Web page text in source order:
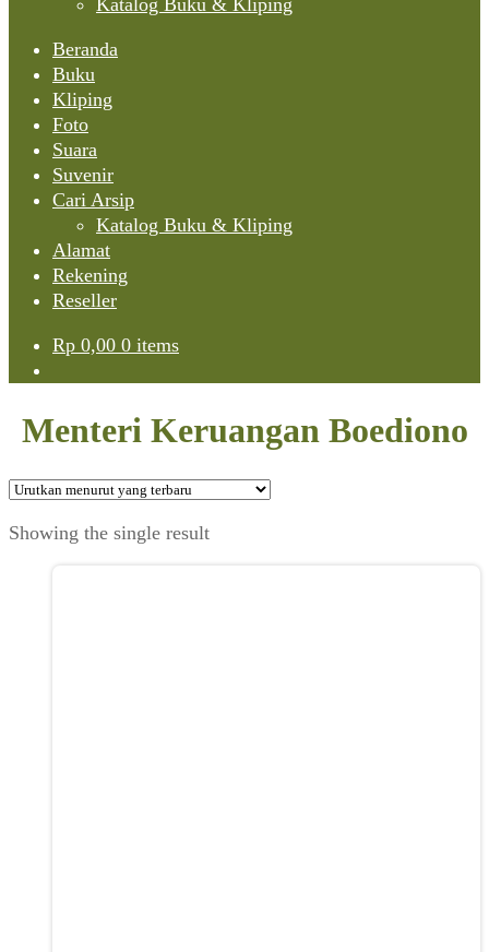
Katalog Buku & Kliping
Beranda
Buku
Kliping
Foto
Suara
Suvenir
Cari Arsip
Katalog Buku & Kliping
Alamat
Rekening
Reseller
Rp 0,00 0 items
Menteri Keruangan Boediono
Showing the single result